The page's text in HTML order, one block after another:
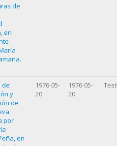
de
en
de
y
de
por
en
1976-05-
20
1976-05-
20